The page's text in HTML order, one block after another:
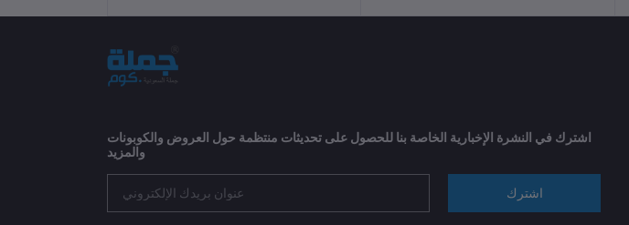
اشترك في النشرة الإخبارية الخاصة بنا للحصول على تحديثات منتظمة حول العروض والكوبونات
والمزيد
اشترك